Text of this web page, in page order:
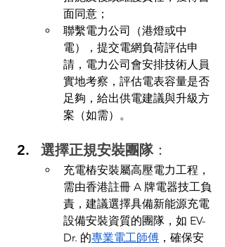
面同意；
聯繫電力公司（港燈或中
電），提交電網負荷評估申
請，電力公司會安排技術人員
實地考察，評估電表容量是否
足夠，給出供電建議與升級方
案（如需）。
選擇正規安裝團隊：
充電樁安裝屬高壓電力工程，
需由香港註冊 A 牌電器技工負
責，建議選擇具備新能源充電
設備安裝資質的團隊，如 EV-
Dr. 的專業電工師傅 ，確保安